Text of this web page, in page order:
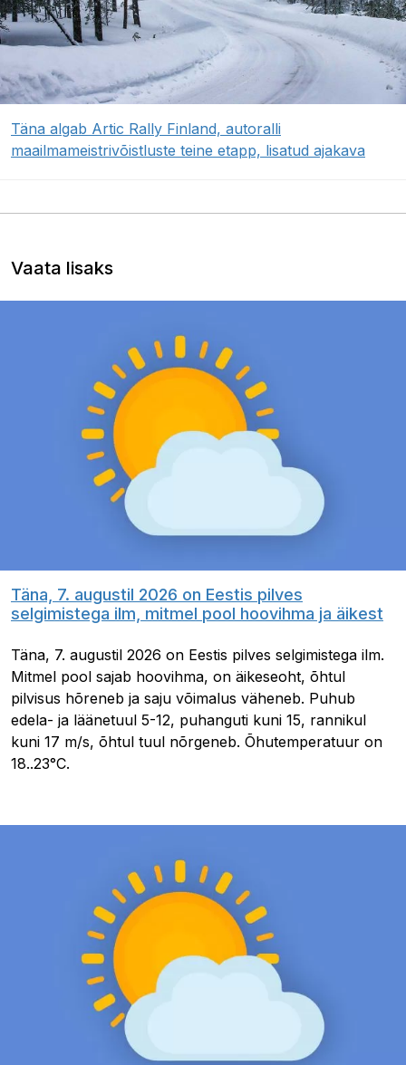
Täna algab Artic Rally Finland, autoralli
maailmameistrivõistluste teine etapp, lisatud ajakava
Vaata lisaks
Täna, 7. augustil 2026 on Eestis pilves
selgimistega ilm, mitmel pool hoovihma ja äikest
Täna, 7. augustil 2026 on Eestis pilves selgimistega ilm.
Mitmel pool sajab hoovihma, on äikeseoht, õhtul
pilvisus hõreneb ja saju võimalus väheneb. Puhub
edela- ja läänetuul 5-12, puhanguti kuni 15, rannikul
kuni 17 m/s, õhtul tuul nõrgeneb. Õhutemperatuur on
18..23°C.